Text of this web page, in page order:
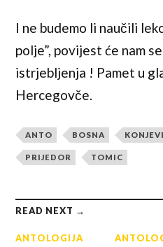
I ne budemo li naučili
polje”, povijest će nam
istrjebljenja ! Pamet u
Hercegovče.
ANTO BOSNA
PRIJEDOR TOMIC
READ NEXT →
ANTOLOGIJA